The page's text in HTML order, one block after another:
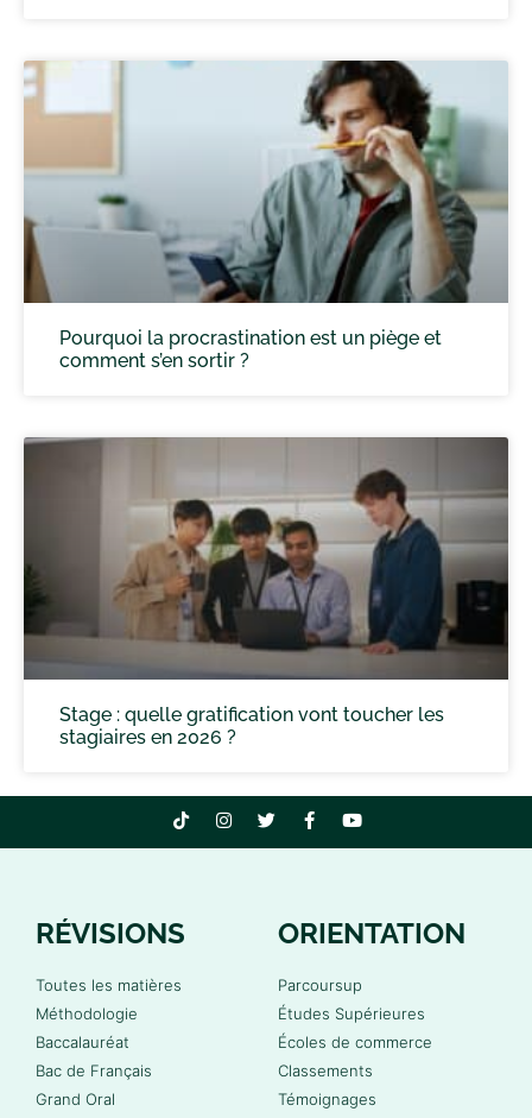
Pourquoi la procrastination est un piège et
comment s’en sortir ?
Stage : quelle gratification vont toucher les
stagiaires en 2026 ?
RÉVISIONS
Toutes les matières
Méthodologie
Baccalauréat
Bac de Français
Grand Oral
ORIENTATION
Parcoursup
Études Supérieures
Écoles de commerce
Classements
Témoignages